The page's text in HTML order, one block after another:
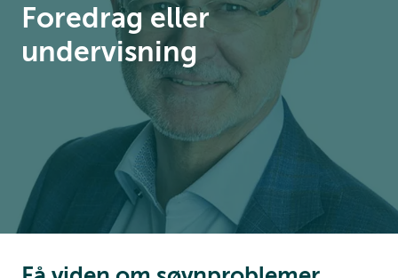
Foredrag eller
undervisning